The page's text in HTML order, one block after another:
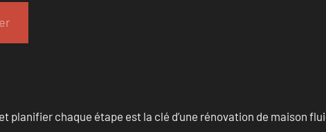
planifier chaque étape est la clé d’une rénovation de maison